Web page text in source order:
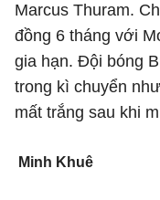
Marcus Thuram.
đồng 6 tháng với
gia hạn. Đội bóng
trong kì chuyển
mất trắng sau khi
Minh Khuê